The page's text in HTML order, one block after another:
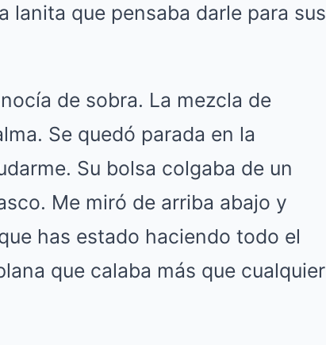
lanita que pensaba darle para sus
de sobra. La mezcla de
Se quedó parada en la
Su bolsa colgaba de un
Me miró de arriba abajo y
has estado haciendo todo el
que calaba más que cualquier